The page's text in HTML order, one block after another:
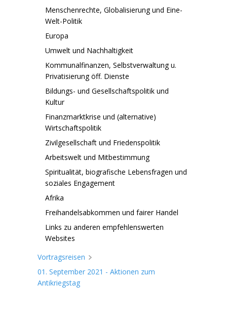
Menschenrechte, Globalisierung und Eine-
Welt-Politik
Europa
Umwelt und Nachhaltigkeit
Kommunalfinanzen, Selbstverwaltung u.
Privatisierung öff. Dienste
Bildungs- und Gesellschaftspolitik und
Kultur
Finanzmarktkrise und (alternative)
Wirtschaftspolitik
Zivilgesellschaft und Friedenspolitik
Arbeitswelt und Mitbestimmung
Spiritualität, biografische Lebensfragen und
soziales Engagement
Afrika
Freihandelsabkommen und fairer Handel
Links zu anderen empfehlenswerten
Websites
Vortragsreisen
01. September 2021 - Aktionen zum
Antikriegstag